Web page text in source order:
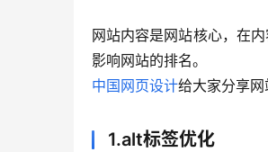
网站内容是网站核心，在
影响网站的排名。
中国网页设计给大家分享
1.alt标签优化